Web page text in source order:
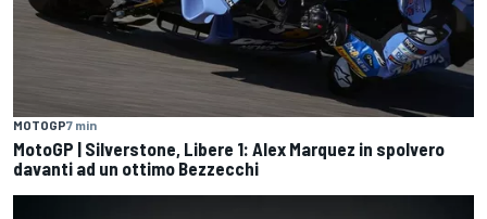
MOTOGP7 min
MotoGP | Silverstone, Libere 1: Alex Marquez in spolvero
davanti ad un ottimo Bezzecchi